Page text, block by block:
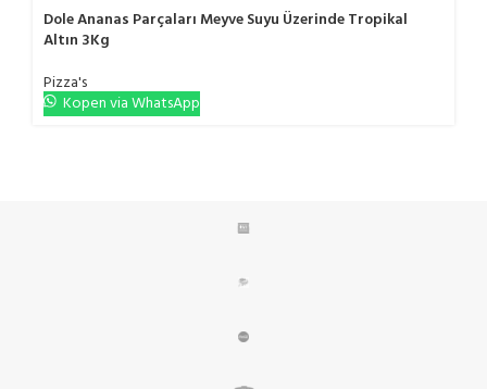
Dole Ananas Parçaları Meyve Suyu Üzerinde Tropikal
Altın 3Kg
Pizza's
Kopen via WhatsApp